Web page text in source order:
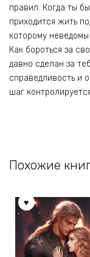
правил. Когда ты
приходится жить
которому
Как бороться за
давно сделан за
справедливость и
шаг
Похожие